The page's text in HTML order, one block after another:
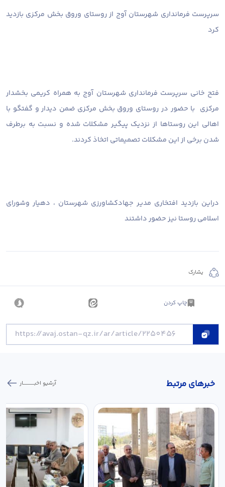
سرپرست فرمانداری شهرستان آوج از روستای وروق بخش مرکزی بازدید
کرد
فتح خانی سرپرست فرمانداری شهرستان آوج به همراه کریمی بخشدار
مرکزی با حضور در روستای وروق بخش مرکزی ضمن دیدار و گفتگو با
اهالی این روستاها از نزدیک پیگیر مشکلات شده و نسبت به برطرف
شدن برخی از این مشکلات تصمیماتی اتخاذ کردند.
دراین بازدید افتخاری مدیر جهادکشاورزی شهرستان ، دهیار وشورای
اسلامی روستا نیز حضور داشتند
يشارك
چاپ کردن
خبر‌های مرتبط آرشیو اخبـــــــــــار